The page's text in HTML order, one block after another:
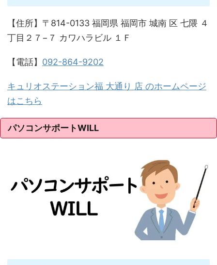
【住所】〒814-0133 福岡県 福岡市 城南 区 七隈 ４
丁目２７−７ カワハラビル １Ｆ
【電話】 092-864-9202
キュリオステーション福 大通り 店 のホームページ
はこちら
パソコンサポートWILL